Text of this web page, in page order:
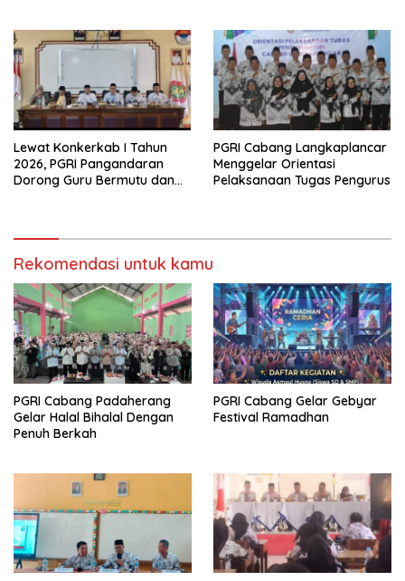
Lewat Konkerkab I Tahun
2026, PGRI Pangandaran
Dorong Guru Bermutu dan
PGRI Cabang Langkaplancar
Menggelar Orientasi
Pelaksanaan Tugas Pengurus
Rekomendasi untuk kamu
PGRI Cabang Padaherang
Gelar Halal Bihalal Dengan
Penuh Berkah
PGRI Cabang Gelar Gebyar
Festival Ramadhan